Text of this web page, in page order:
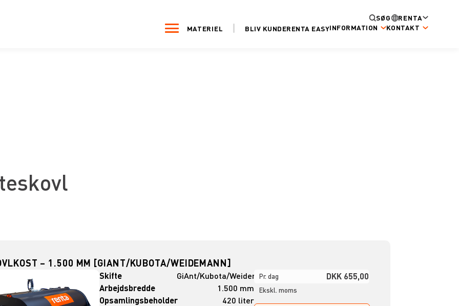
SØG
RENTA
MATERIEL
BLIV KUNDERENTA EASYINFORMATION KONTAKT
– 1.500 MM [GIANT/KUBOTA/WEIDEMANN]
Skifte
GiAnt/Kubota/Weidemann
Arbejdsbredde
1.500 mm
Opsamlingsbeholder
420 liter
Pr. dag DKK 655,00
Ekskl. moms